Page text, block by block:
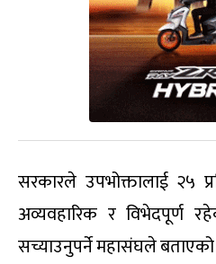
सरकारले उपभोक्तालाई २५
अव्यवहारिक र विभेदपूर्ण
सच्याउनुपर्ने महासंघले